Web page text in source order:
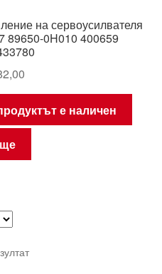
на сервоусилвателя
89650-0H010 400659
е наличен